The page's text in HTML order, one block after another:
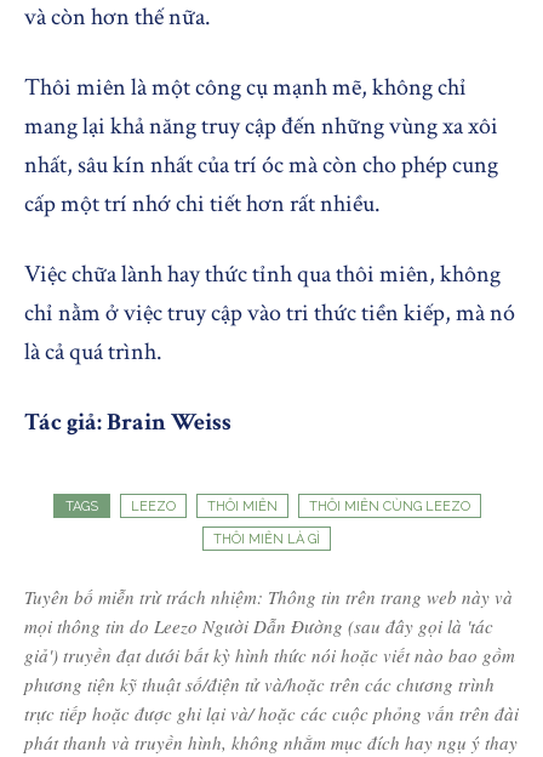
và còn hơn thế nữa.
Thôi miên là một công cụ mạnh mẽ, không chỉ
mang lại khả năng truy cập đến những vùng xa xôi
nhất, sâu kín nhất của trí óc mà còn cho phép cung
cấp một trí nhớ chi tiết hơn rất nhiều.
Việc chữa lành hay thức tỉnh qua thôi miên, không
chỉ nằm ở việc truy cập vào tri thức tiền kiếp, mà nó
là cả quá trình.
Tác giả: Brain Weiss
TAGS LEEZO THÔI MIÊN THÔI MIÊN CÙNG LEEZO
THÔI MIÊN LÀ GÌ
Tuyên bố miễn trừ trách nhiệm: Thông tin trên trang web này và
mọi thông tin do Leezo Người Dẫn Đường (sau đây gọi là 'tác
giả') truyền đạt dưới bất kỳ hình thức nói hoặc viết nào bao gồm
phương tiện kỹ thuật số/điện tử và/hoặc trên các chương trình
trực tiếp hoặc được ghi lại và/ hoặc các cuộc phỏng vấn trên đài
phát thanh và truyền hình, không nhằm mục đích hay ngụ ý thay